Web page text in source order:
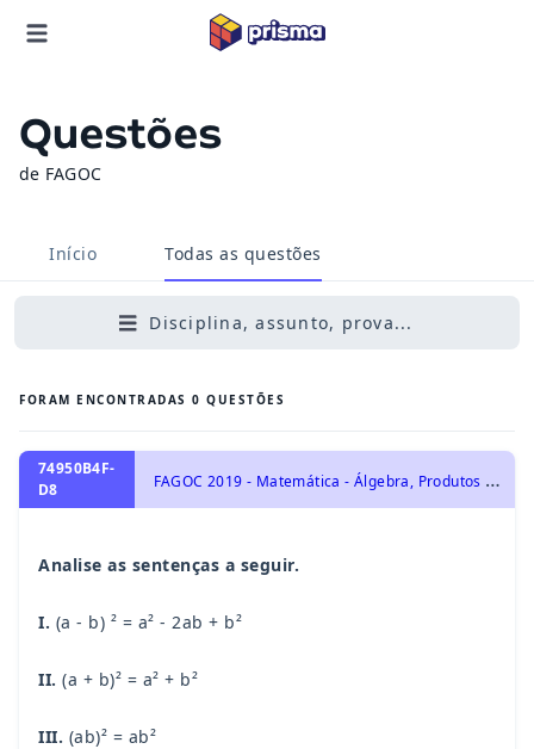
Questões
de FAGOC
Início Todas as questões
Disciplina, assunto, prova...
FORAM ENCONTRADAS 0 QUESTÕES
74950B4F-
D8
F
AGOC 2019 - Matemática - Álgebra, Produtos Notáveis e Fatoração
Analise as sentenças a seguir.
I. (a - b) ² = a² - 2ab + b²
II. (a + b)² = a² + b²
III. (ab)² = ab²